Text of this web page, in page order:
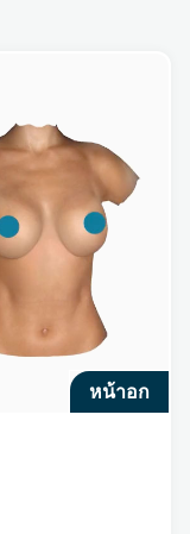
หน้าอก